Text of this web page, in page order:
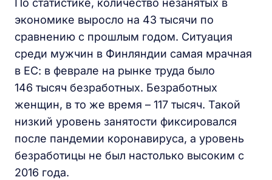
По статистике, количество незанятых в
экономике выросло на 43 тысячи по
сравнению с прошлым годом. Ситуация
среди мужчин в Финляндии самая мрачная
в ЕС: в феврале на рынке труда было
146 тысяч безработных. Безработных
женщин, в то же время – 117 тысяч. Такой
низкий уровень занятости фиксировался
после пандемии коронавируса, а уровень
безработицы не был настолько высоким с
2016 года.